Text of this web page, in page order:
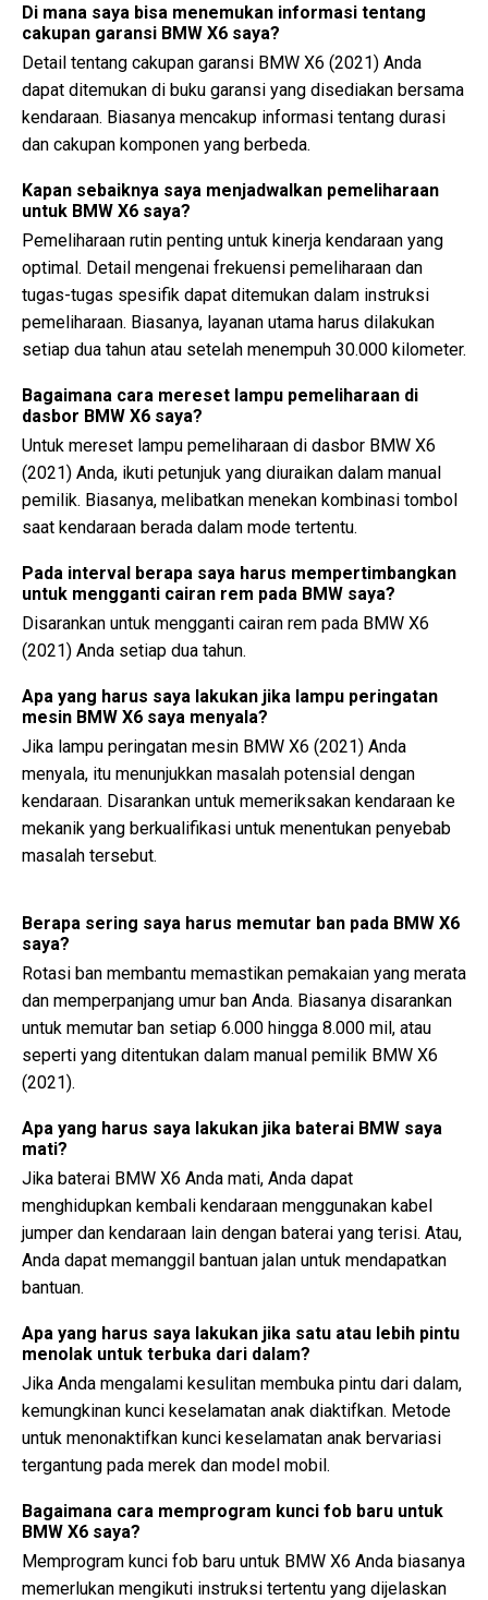
Di mana saya bisa menemukan informasi tentang
cakupan garansi BMW X6 saya?
Detail tentang cakupan garansi BMW X6 (2021) Anda
dapat ditemukan di buku garansi yang disediakan bersama
kendaraan. Biasanya mencakup informasi tentang durasi
dan cakupan komponen yang berbeda.
Kapan sebaiknya saya menjadwalkan pemeliharaan
untuk BMW X6 saya?
Pemeliharaan rutin penting untuk kinerja kendaraan yang
optimal. Detail mengenai frekuensi pemeliharaan dan
tugas-tugas spesifik dapat ditemukan dalam instruksi
pemeliharaan. Biasanya, layanan utama harus dilakukan
setiap dua tahun atau setelah menempuh 30.000 kilometer.
Bagaimana cara mereset lampu pemeliharaan di
dasbor BMW X6 saya?
Untuk mereset lampu pemeliharaan di dasbor BMW X6
(2021) Anda, ikuti petunjuk yang diuraikan dalam manual
pemilik. Biasanya, melibatkan menekan kombinasi tombol
saat kendaraan berada dalam mode tertentu.
Pada interval berapa saya harus mempertimbangkan
untuk mengganti cairan rem pada BMW saya?
Disarankan untuk mengganti cairan rem pada BMW X6
(2021) Anda setiap dua tahun.
Apa yang harus saya lakukan jika lampu peringatan
mesin BMW X6 saya menyala?
Jika lampu peringatan mesin BMW X6 (2021) Anda
menyala, itu menunjukkan masalah potensial dengan
kendaraan. Disarankan untuk memeriksakan kendaraan ke
mekanik yang berkualifikasi untuk menentukan penyebab
masalah tersebut.
Berapa sering saya harus memutar ban pada BMW X6
saya?
Rotasi ban membantu memastikan pemakaian yang merata
dan memperpanjang umur ban Anda. Biasanya disarankan
untuk memutar ban setiap 6.000 hingga 8.000 mil, atau
seperti yang ditentukan dalam manual pemilik BMW X6
(2021).
Apa yang harus saya lakukan jika baterai BMW saya
mati?
Jika baterai BMW X6 Anda mati, Anda dapat
menghidupkan kembali kendaraan menggunakan kabel
jumper dan kendaraan lain dengan baterai yang terisi. Atau,
Anda dapat memanggil bantuan jalan untuk mendapatkan
bantuan.
Apa yang harus saya lakukan jika satu atau lebih pintu
menolak untuk terbuka dari dalam?
Jika Anda mengalami kesulitan membuka pintu dari dalam,
kemungkinan kunci keselamatan anak diaktifkan. Metode
untuk menonaktifkan kunci keselamatan anak bervariasi
tergantung pada merek dan model mobil.
Bagaimana cara memprogram kunci fob baru untuk
BMW X6 saya?
Memprogram kunci fob baru untuk BMW X6 Anda biasanya
memerlukan mengikuti instruksi tertentu yang dijelaskan